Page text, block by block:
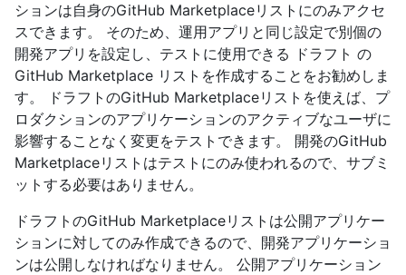
ションは自身のGitHub Marketplaceリストにのみアクセ
スできます。 そのため、運用アプリと同じ設定で別個の
開発アプリを設定し、テストに使用できる ドラフト の
GitHub Marketplace リストを作成することをお勧めしま
す。 ドラフトのGitHub Marketplaceリストを使えば、プ
ロダクションのアプリケーションのアクティブなユーザに
影響することなく変更をテストできます。 開発のGitHub
Marketplaceリストはテストにのみ使われるので、サブミ
ットする必要はありません。
ドラフトのGitHub Marketplaceリストは公開アプリケー
ションに対してのみ作成できるので、開発アプリケーショ
ンは公開しなければなりません。 公開アプリケーション